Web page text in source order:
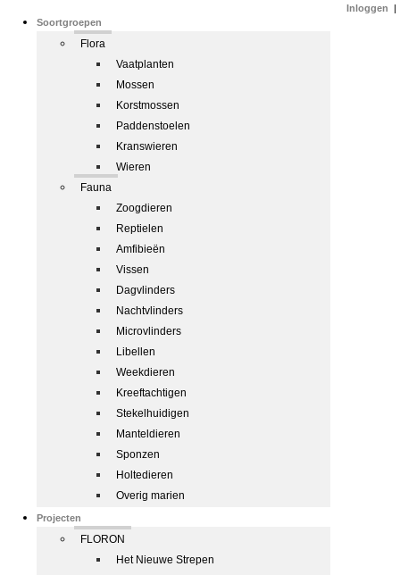
Soortgroepen
Flora
Vaatplanten
Mossen
Korstmossen
Paddenstoelen
Kranswieren
Wieren
Fauna
Zoogdieren
Reptielen
Amfibieën
Vissen
Dagvlinders
Nachtvlinders
Microvlinders
Libellen
Weekdieren
Kreeftachtigen
Stekelhuidigen
Manteldieren
Sponzen
Holtedieren
Overig marien
Projecten
FLORON
Het Nieuwe Strepen
Inloggen |